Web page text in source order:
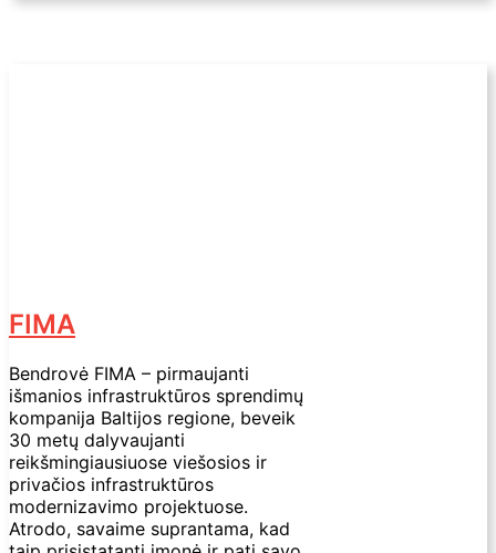
FIMA
Bendrovė FIMA – pirmaujanti
išmanios infrastruktūros sprendimų
kompanija Baltijos regione, beveik
30 metų dalyvaujanti
reikšmingiausiuose viešosios ir
privačios infrastruktūros
modernizavimo projektuose.
Atrodo, savaime suprantama, kad